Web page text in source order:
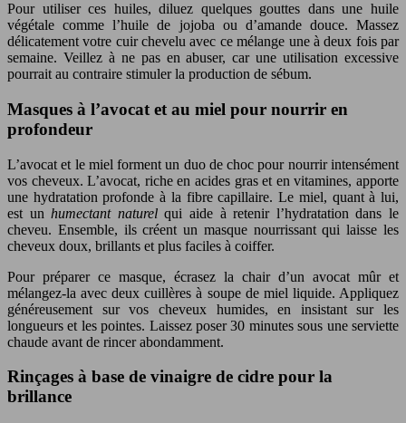
Pour utiliser ces huiles, diluez quelques gouttes dans une huile
végétale comme l’huile de jojoba ou d’amande douce. Massez
délicatement votre cuir chevelu avec ce mélange une à deux fois par
semaine. Veillez à ne pas en abuser, car une utilisation excessive
pourrait au contraire stimuler la production de sébum.
Masques à l’avocat et au miel pour nourrir en
profondeur
L’avocat et le miel forment un duo de choc pour nourrir intensément
vos cheveux. L’avocat, riche en acides gras et en vitamines, apporte
une hydratation profonde à la fibre capillaire. Le miel, quant à lui,
est unhumectant naturelqui aide à retenir l’hydratation dans le
cheveu. Ensemble, ils créent un masque nourrissant qui laisse les
cheveux doux, brillants et plus faciles à coiffer.
Pour préparer ce masque, écrasez la chair d’un avocat mûr et
mélangez-la avec deux cuillères à soupe de miel liquide. Appliquez
généreusement sur vos cheveux humides, en insistant sur les
longueurs et les pointes. Laissez poser 30 minutes sous une serviette
chaude avant de rincer abondamment.
Rinçages à base de vinaigre de cidre pour la
brillance